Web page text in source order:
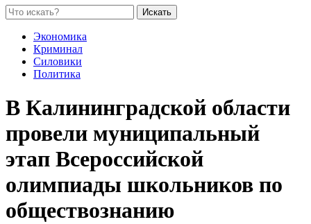
Искать
Экономика
Криминал
Силовики
Политика
В Калининградской области
провели муниципальный
этап Всероссийской
олимпиады школьников по
обществознанию